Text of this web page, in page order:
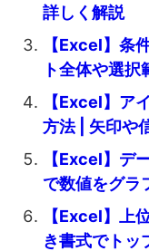
詳しく解説
【Excel】条
ト全体や選
【Excel】ア
方法 | 矢印や
【Excel】デ
で数値をグラ
【Excel】上
き書式でトッ